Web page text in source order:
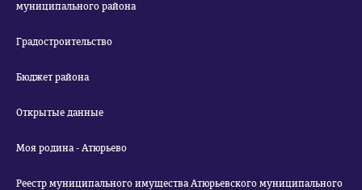
муниципального района
Градостроительство
Бюджет района
Открытые данные
Моя родина - Атюрьево
Реестр муниципального имущества Атюрьевского муниципального